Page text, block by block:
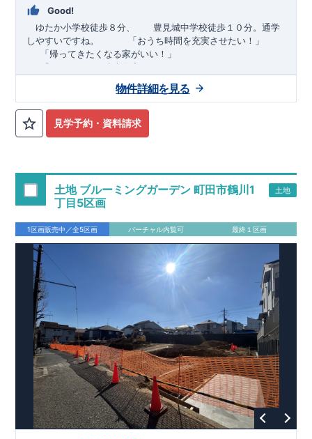
Good!
ゆたか小学校徒歩８分、 豊見城中学校徒歩１０分。通学
しやすいですね。
「おうち時間を充実させたい！」
「帰ってきたくなる家がいい！」
「おしゃれなら建売住宅もありかも！」
TEL:098-860-2201（火・水曜日定休日、年末年始休み）
■オプションではありません！全棟標準搭載
ム・ガス衣類乾燥機・食洗器・宅配ボックス・玄関電子キー・
成材にヒノキを使用しております！
■長期優良住宅もっと詳しく
「いい家を作って、きちんと手
7つの厳しい技術基準をクリアした物件だけが認定を受けられる
長期優良住宅。
長期優良住宅として認定を受けるためには、国が定めた下記7つ
の技術基準をクリアする必要があります。東栄住宅は全棟でク
リア！①耐震性②劣化対策③維持管理性④住戸面積⑤省エネル
ギー性⑥居住環境⑦維持保全管理
そのほかの魅力として、住宅ローン金利優遇、固定資産税の減
税、中古市場での売却時にも有利です。
住宅性能評価ダブル
取得
「設計」と「建設」のダブルで性
能を評価されています！図面を第三者機関へ提出します。外部
評価委員が建設中に3回、竣工時に1回の現場検査が行われま
す。構造の安定、劣化の軽減、維持管理への配慮、温熱環境・
エネルギー消費量（断熱等性能）の必須4分野、空気環境で、最
高等級取得！ ■ 耐震等級3 もっと詳しく 東栄住宅の建物
は、国が定めた耐震最高等級3を取得。建築基準法に定められ
た、｢数百年に一度発生する地震に対して、倒壊、崩壊しない｣
という基準から、さらに1.5倍の耐震力を達成しています。
風等級2 災害時の損傷の受けにくさを評価されています。建築
当社こだわりの空間アイディアをショート動画で
ご紹介しています。ここをクリック
見学予約・資料請求
物件詳細を見る
土地 ブルーミングガーデン 町田市鶴川1
丁目5区画
土地
1区画販売中／全5区画 バーチャル内覧可 最終１区画